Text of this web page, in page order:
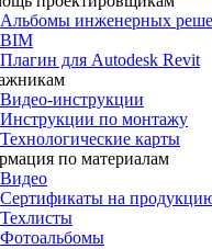
Альбомы инженерных
BIM
Плагин для Autodesk Revit
Видео-инструкции
Инструкции по монтажу
Технологические карты
по материалам
Видео
Сертификаты на
Техлисты
Фотоальбомы